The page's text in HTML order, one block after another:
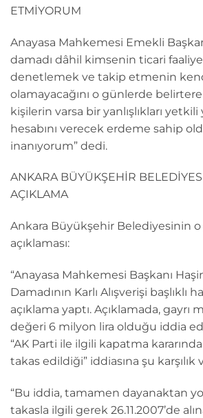
ETMİYORUM
Anayasa Mahkemesi Emekli
damadı dâhil kimsenin ticari
denetlemek ve takip etmenin
olamayacağını o günlerde
kişilerin varsa bir yanlışlıkları
hesabını verecek erdeme sahip
inanıyorum” dedi.
ANKARA BÜYÜKŞEHİR
AÇIKLAMA
Ankara Büyükşehir Belediyesinin
açıklaması:
“Anayasa Mahkemesi Başkanı Haşim
Damadının Karlı Alışverişi başlıklı
açıklama yaptı. Açıklamada, gayrı
değeri 6 milyon lira olduğu iddia
“AK Parti ile ilgili kapatma
takas edildiği” iddiasına şu karşılık
“Bu iddia, tamamen dayanaktan
takasla ilgili gerek 26.11.2007’de